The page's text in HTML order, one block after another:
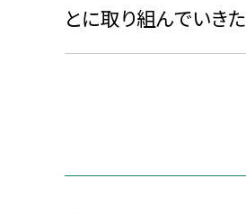
とに取り組んでいき